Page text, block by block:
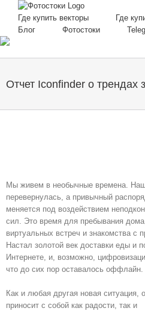
content
Где купить векторы
Где
Блог
Фотостоки
Отчет Iconfinder о трендах
Мы живем в необычные времена.
перевернулась, а привычный
меняется под воздействием
сил. Это время для пребывания
виртуальных встреч и знакомства с
Настал золотой век доставки еды и
Интернете, и, возможно,
что до сих пор оставалось оффлайн.
Как и любая другая новая ситуация,
приносит с собой как радости, так и